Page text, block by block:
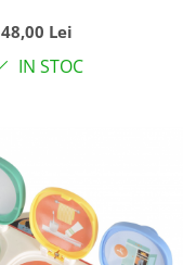
48,00 Lei
IN STOC